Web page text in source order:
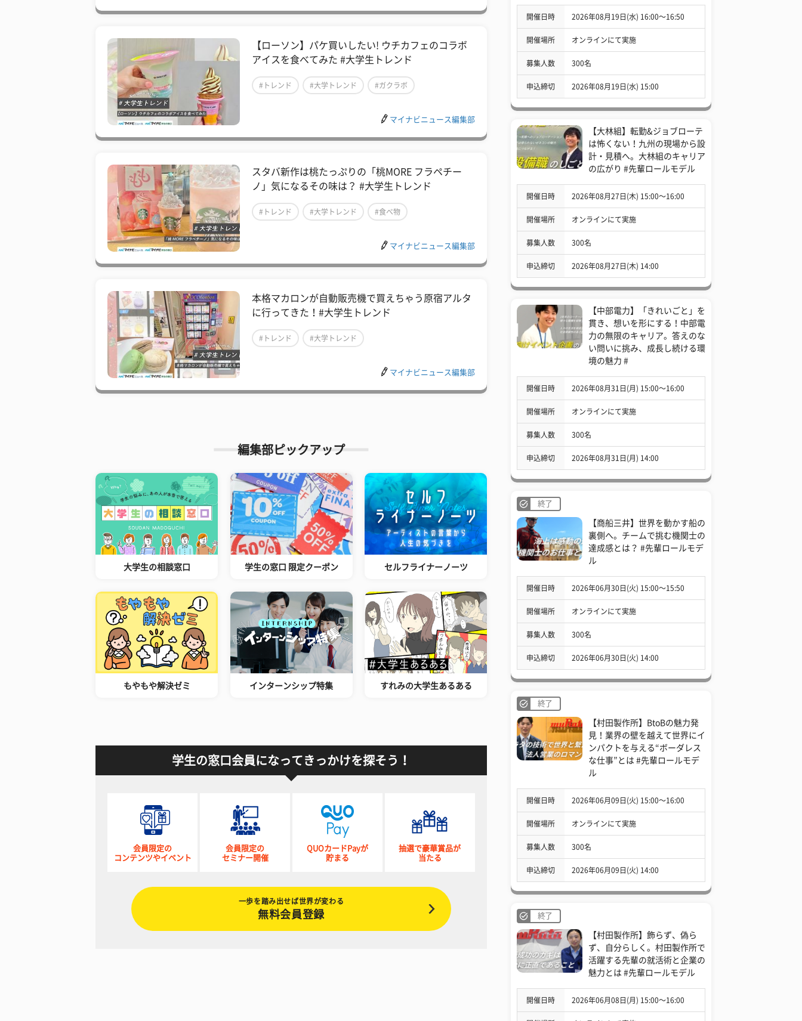
【ローソン】パケ買いしたい! ウチカフェのコラボ
アイスを食べてみた #大学生トレンド
#トレンド #大学トレンド #ガクラボ
マイナビニュース編集部
スタバ新作は桃たっぷりの「桃MORE フラペチー
ノ」気になるその味は？ #大学生トレンド
#トレンド #大学トレンド #食べ物
マイナビニュース編集部
本格マカロンが自動販売機で買えちゃう原宿アルタ
に行ってきた！#大学生トレンド
#トレンド #大学トレンド
マイナビニュース編集部
編集部ピックアップ
大学生の相談窓口 学生の窓口 限定クーポン セルフライナーノーツ
もやもや解決ゼミ インターンシップ特集 すれみの大学生あるある
学生の窓口会員になってきっかけを探そう！
会員限定の
コンテンツやイベント
会員限定の
セミナー開催
QUOカードPayが
貯まる
抽選で豪華賞品が
当たる
一歩を踏み出せば世界が変わる
無料会員登録
開催日時 2026年08月19日(水) 16:00〜16:50
開催場所 オンラインにて実施
募集人数 300名
申込締切 2026年08月19日(水) 15:00
【大林組】転勤&ジョブローテ
は怖くない！九州の現場から設
計・見積へ。大林組のキャリア
の広がり #先輩ロールモデル
開催日時 2026年08月27日(木) 15:00〜16:00
開催場所 オンラインにて実施
募集人数 300名
申込締切 2026年08月27日(木) 14:00
【中部電力】「きれいごと」を
貫き、想いを形にする！中部電
力の無限のキャリア。答えのな
い問いに挑み、成長し続ける環
境の魅力 #
開催日時 2026年08月31日(月) 15:00〜16:00
開催場所 オンラインにて実施
募集人数 300名
申込締切 2026年08月31日(月) 14:00
終了
【商船三井】世界を動かす船の
裏側へ。チームで挑む機関士の
達成感とは？ #先輩ロールモデ
ル
開催日時 2026年06月30日(火) 15:00〜15:50
開催場所 オンラインにて実施
募集人数 300名
申込締切 2026年06月30日(火) 14:00
終了
【村田製作所】BtoBの魅力発
見！業界の壁を越えて世界にイ
ンパクトを与える“ボーダレス
な仕事”とは #先輩ロールモデ
ル
開催日時 2026年06月09日(火) 15:00〜16:00
開催場所 オンラインにて実施
募集人数 300名
申込締切 2026年06月09日(火) 14:00
終了
【村田製作所】飾らず、偽ら
ず、自分らしく。村田製作所で
活躍する先輩の就活術と企業の
魅力とは #先輩ロールモデル
開催日時 2026年06月08日(月) 15:00〜16:00